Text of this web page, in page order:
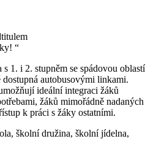
“
1. i 2. stupněm se spádovou oblastí
autobusovými linkami.
ideální integraci žáků
žáků mimořádně nadaných
k práci s žáky ostatními.
školní družina, školní jídelna,